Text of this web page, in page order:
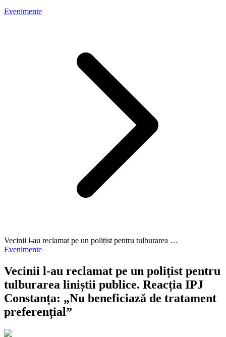
Evenimente
Vecinii l-au reclamat pe un polițist pentru tulburarea …
Evenimente
Vecinii l-au reclamat pe un polițist pentru
tulburarea liniștii publice. Reacția IPJ
Constanța: „Nu beneficiază de tratament
preferențial”